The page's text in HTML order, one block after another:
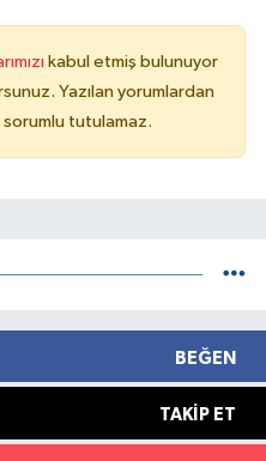
kabul etmiş bulunuyor
Yazılan yorumlardan
sorumlu tutulamaz.
BEĞEN
TAKIP ET